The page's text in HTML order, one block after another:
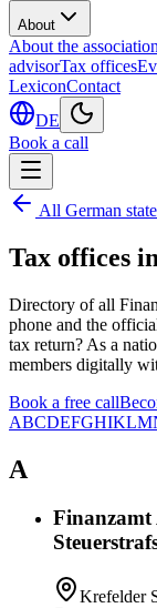
About
About the association
advisorTax offices
LexiconContact
DE
Book a call
All German
Tax offices in
Directory of all
phone and the
tax return? As a
members digitally
Book a free call
ABCDEFGHIKLM
A
Finanzamt
Krefelder